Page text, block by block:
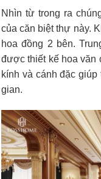
Nhìn từ trong ra
của căn biệt thự này.
hoa đồng 2 bên.
được thiết kế hoa văn
kính và cánh đặc
gian.